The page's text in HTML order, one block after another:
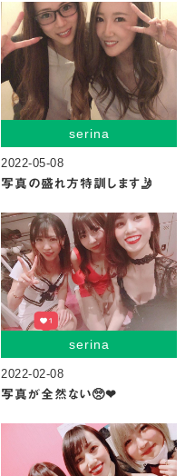
serina
2022-05-08
写真の盛れ方特訓します🤳
serina
2022-02-08
写真が全然ない🥺❤︎